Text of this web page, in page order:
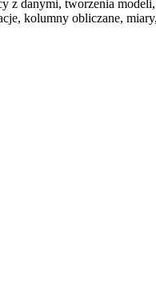
danymi, tworzenia
kolumny obliczane,